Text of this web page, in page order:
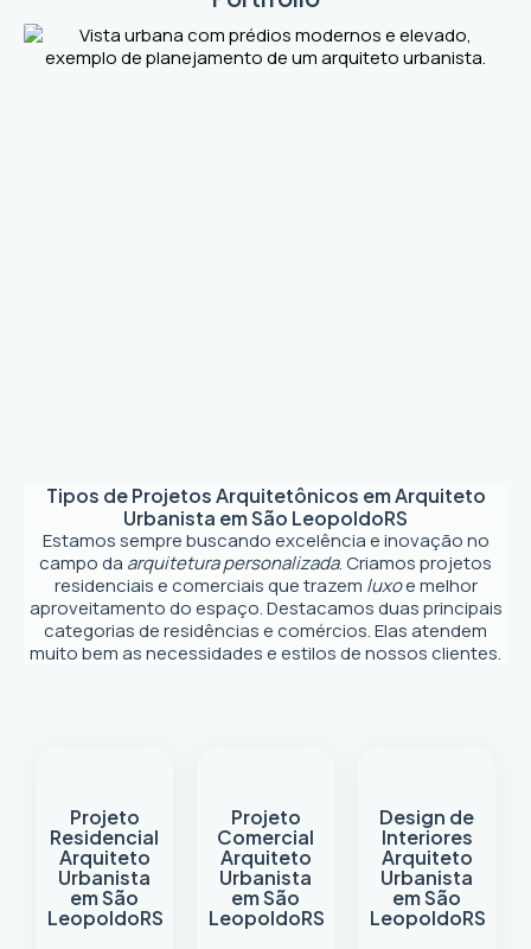
Tipos de Projetos Arquitetônicos emArquiteto
Urbanista em São LeopoldoRS
Estamos sempre buscando excelência e inovação no
campo da arquitetura personalizada. Criamos projetos
residenciais e comerciais que trazem luxoe melhor
aproveitamento do espaço. Destacamos duas principais
categorias de residências e comércios. Elas atendem
muito bem as necessidades e estilos de nossos clientes.
Projeto
Residencial
Arquiteto
Urbanista
em São
LeopoldoRS
Projeto
Comercial
Arquiteto
Urbanista
em São
LeopoldoRS
Design de
Interiores
Arquiteto
Urbanista
em São
LeopoldoRS